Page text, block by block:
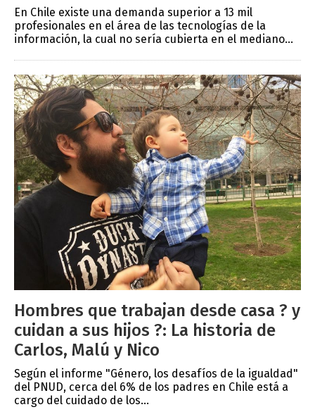
En Chile existe una demanda superior a 13 mil
profesionales en el área de las tecnologías de la
información, la cual no sería cubierta en el mediano...
Hombres que trabajan desde casa ? y
cuidan a sus hijos ?: La historia de
Carlos, Malú y Nico
Según el informe "Género, los desafíos de la igualdad"
del PNUD, cerca del 6% de los padres en Chile está a
cargo del cuidado de los...